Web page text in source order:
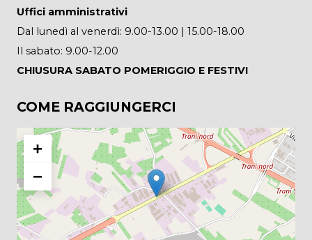
Uffici amministrativi
Dal lunedì al venerdì: 9.00-13.00 | 15.00-18.00
Il sabato: 9.00-12.00
CHIUSURA SABATO POMERIGGIO E FESTIVI
COME RAGGIUNGERCI
+
−